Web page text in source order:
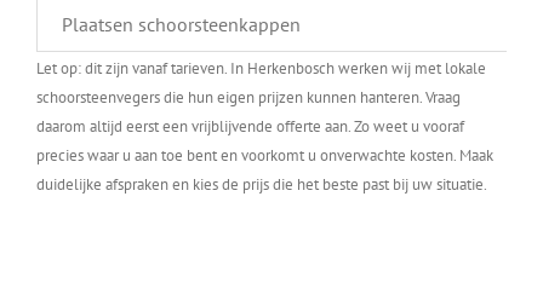
Plaatsen schoorsteenkappen
Let op: dit zijn vanaf tarieven. In Herkenbosch werken wij met lokale
schoorsteenvegers die hun eigen prijzen kunnen hanteren. Vraag
daarom altijd eerst een vrijblijvende offerte aan. Zo weet u vooraf
precies waar u aan toe bent en voorkomt u onverwachte kosten. Maak
duidelijke afspraken en kies de prijs die het beste past bij uw situatie.